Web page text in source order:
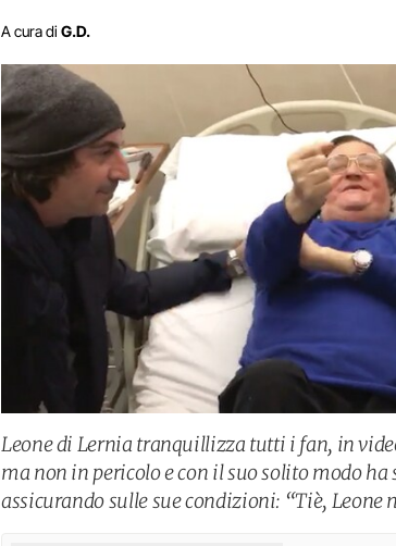
A cura di G.D.
Leone di Lernia tranquillizza tutti i fan, in
ma non in pericolo e con il suo solito modo
assicurando sulle sue condizioni: “Tiè,